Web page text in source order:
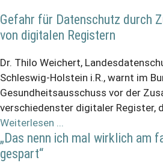
Gefahr für Datenschutz durch
von digitalen Registern
Dr. Thilo Weichert,
Schleswig-Holstein i.R., warnt im
Gesundheitsausschuss vor der
verschiedenster digitaler Register,
Weiterlesen ...
„Das nenn ich mal wirklich am
gespart“